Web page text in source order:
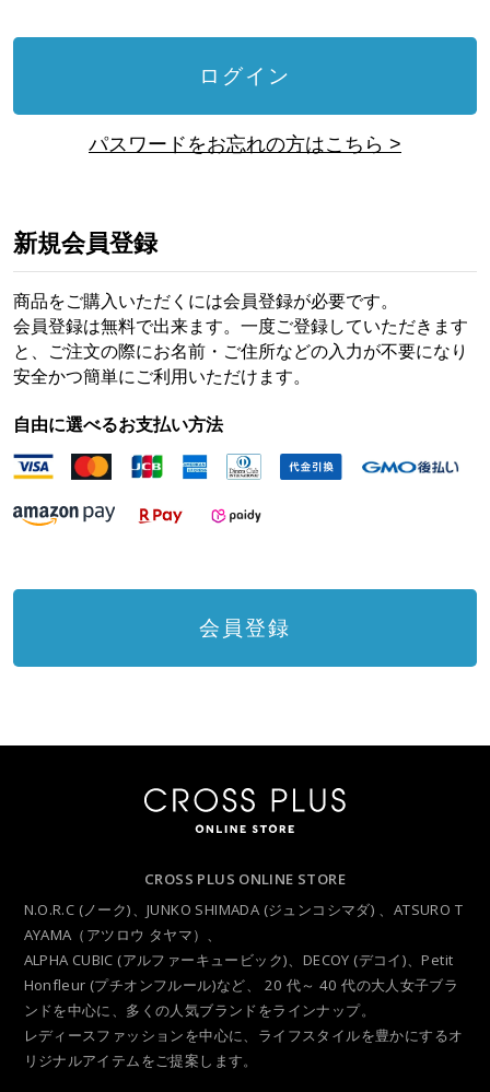
ログイン
パスワードをお忘れの方はこちら >
新規会員登録
商品をご購入いただくには会員登録が必要です。
会員登録は無料で出来ます。一度ご登録していただきます
と、ご注文の際にお名前・ご住所などの入力が不要になり
安全かつ簡単にご利用いただけます。
自由に選べるお支払い方法
会員登録
CROSS PLUS ONLINE STORE
N.O.R.C (ノーク)、JUNKO SHIMADA (ジュンコシマダ) 、ATSURO T
AYAMA（アツロウ タヤマ）、
ALPHA CUBIC (アルファーキュービック)、DECOY (デコイ)、Petit
Honfleur (プチオンフルール)など、 20 代～ 40 代の大人女子ブラ
ンドを中心に、多くの人気ブランドをラインナップ。
レディースファッションを中心に、ライフスタイルを豊かにするオ
リジナルアイテムをご提案します。